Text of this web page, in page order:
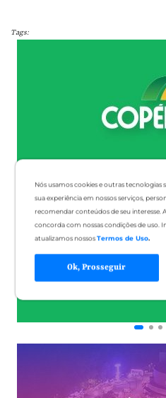
Nós usamos cookies e outras tecnologias
sua experiência em nossos serviços,
recomendar conteúdos de seu interesse.
concorda com nossas condições de uso.
atualizamos nossosTermos de Uso.
Ok, Prosseguir
Tags: